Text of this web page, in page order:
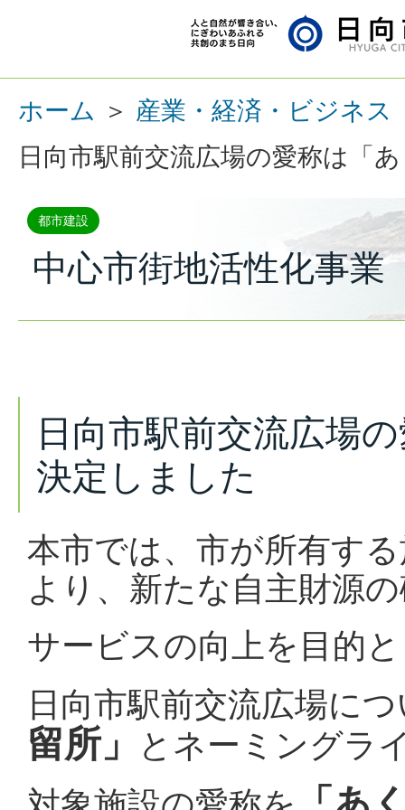
ホーム ＞ 産業・経済・ビジネス
日向市駅前交流広場の愛称は「
都市建設
中心市街地活性化事業
日向市駅前交流広場
決定しました
本市では、市が所有す
より、新たな自主財源
サービスの向上を目的
日向市駅前交流広場に
留所」
とネーミングラ